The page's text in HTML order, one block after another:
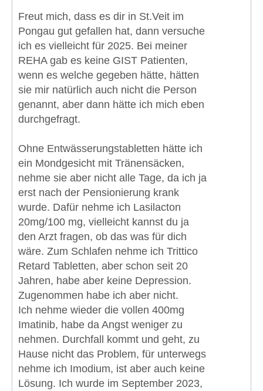
Freut mich, dass es dir in St.Veit im
Pongau gut gefallen hat, dann versuche
ich es vielleicht für 2025. Bei meiner
REHA gab es keine GIST Patienten,
wenn es welche gegeben hätte, hätten
sie mir natürlich auch nicht die Person
genannt, aber dann hätte ich mich eben
durchgefragt.
Ohne Entwässerungstabletten hätte ich
ein Mondgesicht mit Tränensäcken,
nehme sie aber nicht alle Tage, da ich ja
erst nach der Pensionierung krank
wurde. Dafür nehme ich Lasilacton
20mg/100 mg, vielleicht kannst du ja
den Arzt fragen, ob das was für dich
wäre. Zum Schlafen nehme ich Trittico
Retard Tabletten, aber schon seit 20
Jahren, habe aber keine Depression.
Zugenommen habe ich aber nicht.
Ich nehme wieder die vollen 400mg
Imatinib, habe da Angst weniger zu
nehmen. Durchfall kommt und geht, zu
Hause nicht das Problem, für unterwegs
nehme ich Imodium, ist aber auch keine
Lösung. Ich wurde im September 2023,